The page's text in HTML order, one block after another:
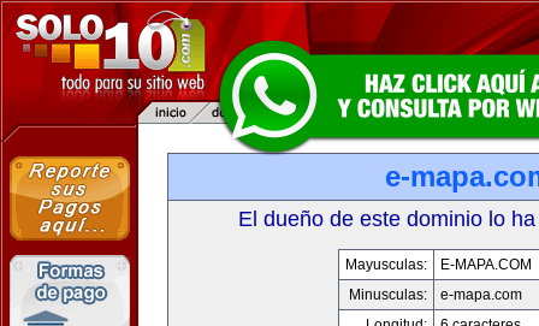
e-
El dueño de este dominio lo
Mayusculas:
E-MAPA.COM
Minusculas:
e-mapa.com